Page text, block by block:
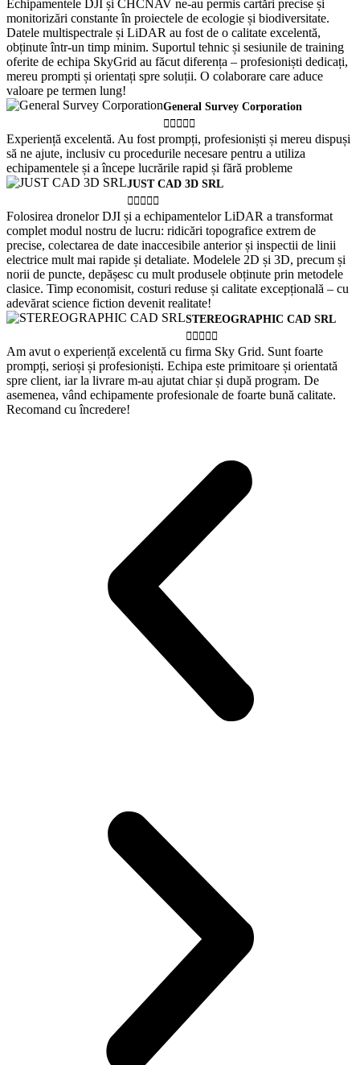
Echipamentele DJI și CHCNAV ne-au permis cartări precise și
monitorizări constante în proiectele de ecologie și biodiversitate.
Datele multispectrale și LiDAR au fost de o calitate excelentă,
obținute într-un timp minim. Suportul tehnic și sesiunile de training
oferite de echipa SkyGrid au făcut diferența – profesioniști dedicați,
mereu prompti și orientați spre soluții. O colaborare care aduce
valoare pe termen lung!
General Survey Corporation

Experiență excelentă. Au fost prompți, profesioniști și mereu dispuși
să ne ajute, inclusiv cu procedurile necesare pentru a utiliza
echipamentele și a începe lucrările rapid și fără probleme
JUST CAD 3D SRL

Folosirea dronelor DJI și a echipamentelor LiDAR a transformat
complet modul nostru de lucru: ridicări topografice extrem de
precise, colectarea de date inaccesibile anterior și inspectii de linii
electrice mult mai rapide și detaliate. Modelele 2D și 3D, precum și
norii de puncte, depășesc cu mult produsele obținute prin metodele
clasice. Timp economisit, costuri reduse și calitate excepțională – cu
adevărat science fiction devenit realitate!
STEREOGRAPHIC CAD SRL

Am avut o experiență excelentă cu firma Sky Grid. Sunt foarte
prompți, serioși și profesioniști. Echipa este primitoare și orientată
spre client, iar la livrare m-au ajutat chiar și după program. De
asemenea, vând echipamente profesionale de foarte bună calitate.
Recomand cu încredere!